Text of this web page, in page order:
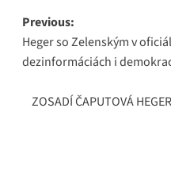
Post
navigation
Previous:
Heger so Zelenským v
dezinformáciách i
ZOSADÍ ČAPUTOVÁ